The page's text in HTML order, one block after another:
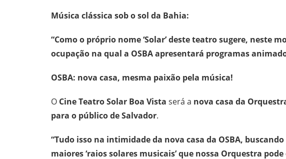
Música clássica sob o sol da Bahia:
“Como o próprio nome ‘Solar’ deste teatro sugere,
ocupação na qual a OSBA apresentará programas
OSBA: nova casa, mesma paixão pela música!
O Cine Teatro Solar Boa Vista será a nova casa da
para o público de Salvador.
“Tudo isso na intimidade da nova casa da OSBA,
maiores ‘raios solares musicais’ que nossa Orquestra